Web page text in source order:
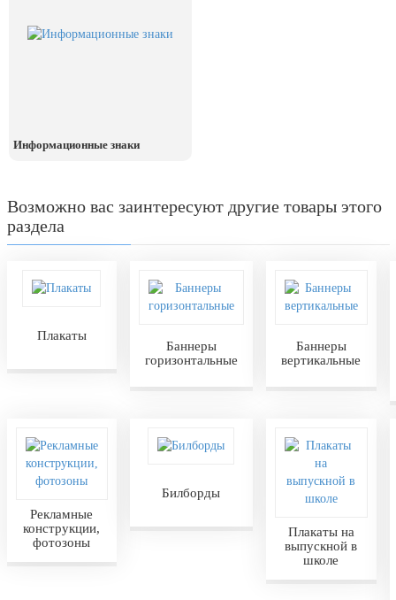
июля)
Информационные знаки
Возможно вас заинтересуют другие товары этого
раздела
Плакаты
Баннеры
горизонтальные
Баннеры
вертикальные
Рекламные
конструкции,
фотозоны
Билборды
Плакаты на
выпускной в
школе